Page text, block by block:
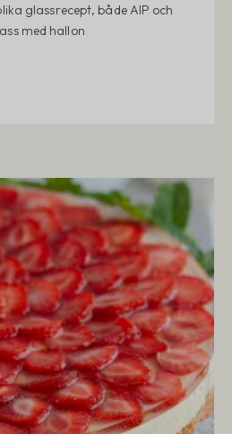
glassrecept, både AIP och
med hallon